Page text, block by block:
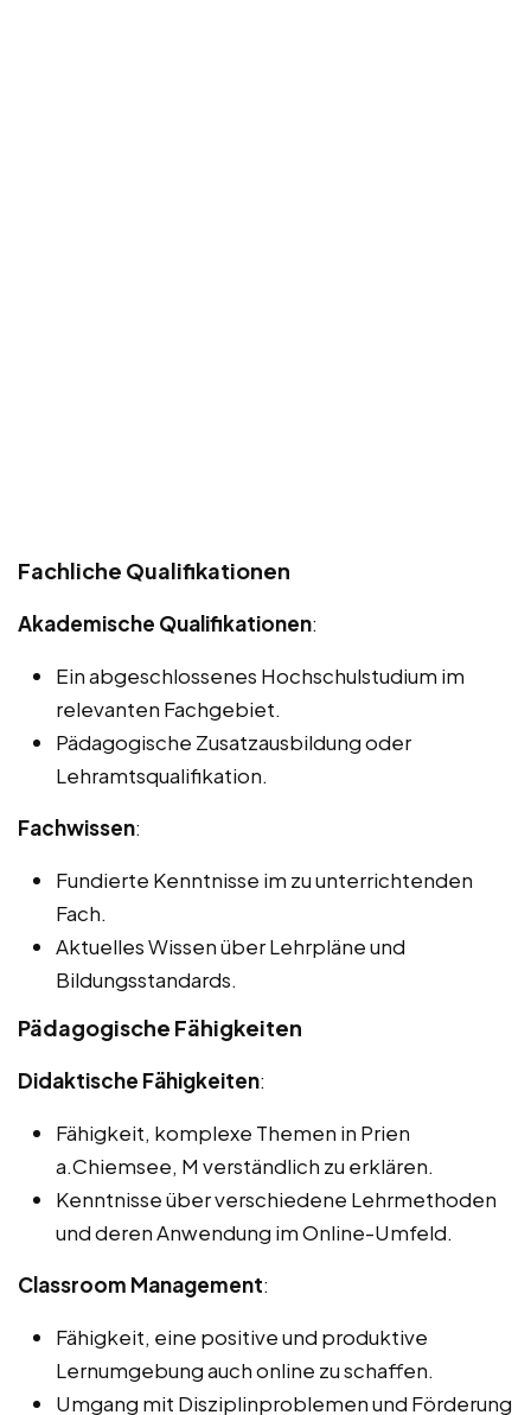
Fachliche Qualifikationen
Akademische Qualifikationen:
Ein abgeschlossenes Hochschulstudium im
relevanten Fachgebiet.
Pädagogische Zusatzausbildung oder
Lehramtsqualifikation.
Fachwissen:
Fundierte Kenntnisse im zu unterrichtenden
Fach.
Aktuelles Wissen über Lehrpläne und
Bildungsstandards.
Pädagogische Fähigkeiten
Didaktische Fähigkeiten:
Fähigkeit, komplexe Themen in Prien
a.Chiemsee, M verständlich zu erklären.
Kenntnisse über verschiedene Lehrmethoden
und deren Anwendung im Online-Umfeld.
Classroom Management:
Fähigkeit, eine positive und produktive
Lernumgebung auch online zu schaffen.
Umgang mit Disziplinproblemen und Förderung